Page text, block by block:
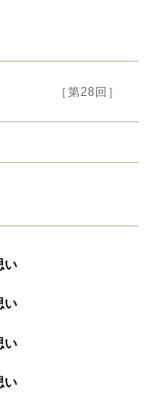
［第28回］
い
い
い
い